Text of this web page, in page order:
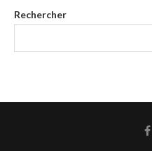
Rechercher